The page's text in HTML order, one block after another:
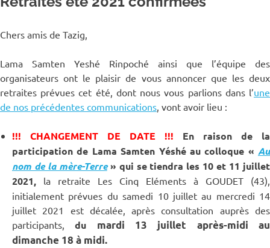
Chers amis de Tazig,
Lama Samten Yeshé Rinpoché ainsi que l’équipe des
organisateurs ont le plaisir de vous annoncer que les deux
retraites prévues cet été, dont nous vous parlions dans l’une
de nos précédentes communications, vont avoir lieu :
!!! CHANGEMENT DE DATE !!! En raison de la
participation de Lama Samten Yéshé au colloque « Au
nom de la mère-Terre» qui se tiendra les 10 et 11 juillet
2021, la retraite Les Cinq Eléments à GOUDET (43),
initialement prévues du samedi 10 juillet au mercredi 14
juillet 2021 est décalée, après consultation auprès des
participants,du
mardi 13 juillet après-midi au
dimanche 18 à midi.